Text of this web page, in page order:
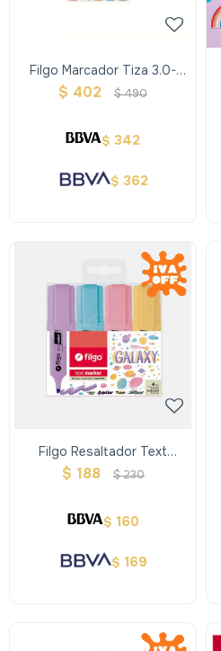
Filgo Marcador Tiza 3.0-
Estuche 5 Surtido
$ 402 $490
$ 342
$ 362
Filgo Resaltador Text
Marker - 4 Galaxy
$ 188 $230
$ 160
$ 169